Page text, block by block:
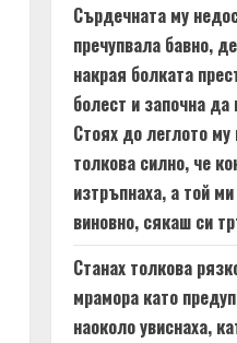
Сърдечната му
пречупвала бавно,
накрая болката
болест и започна
Стоях до леглото
толкова силно, че
изтръпнаха, а той
виновно, сякаш си
Станах толкова
мрамора като
наоколо увиснаха,